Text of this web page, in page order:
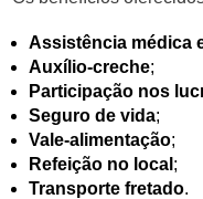
Assistência médica
Auxílio-creche;
Participação nos
Seguro de vida;
Vale-alimentação;
Refeição no local ;
Transporte fretado.